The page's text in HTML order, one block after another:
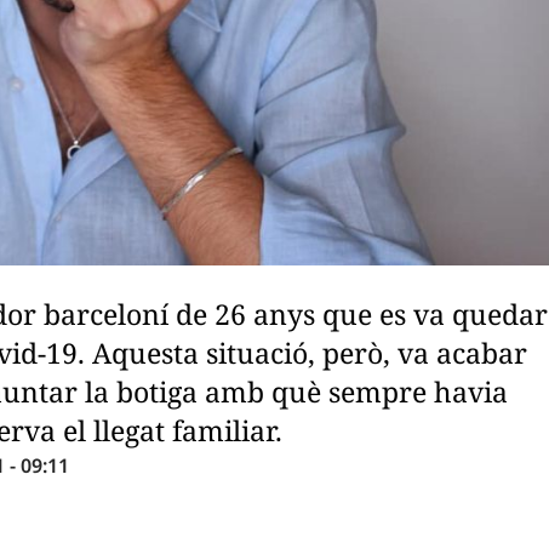
barceloní de 26 anys que es va quedar
19. Aquesta situació, però, va acabar
la botiga amb què sempre havia
el llegat familiar.
- 09:11